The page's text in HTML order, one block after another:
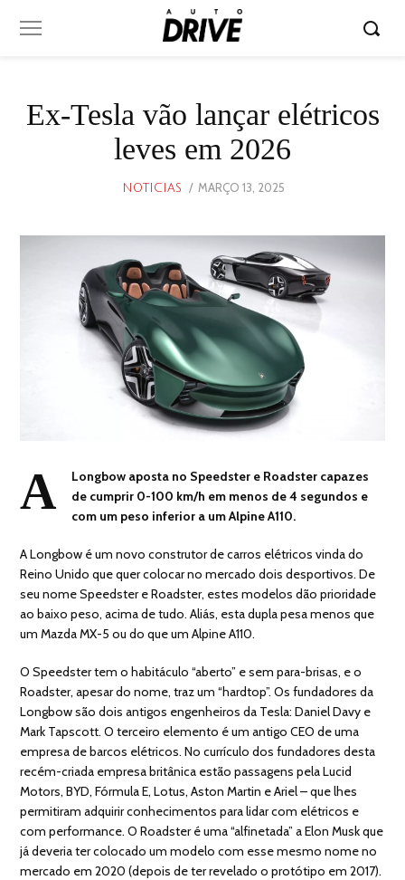
Ex-Tesla vão lançar elétricos
leves em 2026
NOTICIAS
POSTED
MARÇO 13, 2025
A
Longbow aposta no Speedster e Roadster capazes
de cumprir 0-100 km/h em menos de 4 segundos e
com um peso inferior a um Alpine A110.
A Longbow é um novo construtor de carros elétricos vinda do
Reino Unido que quer colocar no mercado dois desportivos. De
seu nome Speedster e Roadster, estes modelos dão prioridade
ao baixo peso, acima de tudo. Aliás, esta dupla pesa menos que
um Mazda MX-5 ou do que um Alpine A110.
O Speedster tem o habitáculo “aberto” e sem para-brisas, e o
Roadster, apesar do nome, traz um “hardtop”. Os fundadores da
Longbow são dois antigos engenheiros da Tesla: Daniel Davy e
Mark Tapscott. O terceiro elemento é um antigo CEO de uma
empresa de barcos elétricos. No currículo dos fundadores desta
recém-criada empresa britânica estão passagens pela Lucid
Motors, BYD, Fórmula E, Lotus, Aston Martin e Ariel – que lhes
permitiram adquirir conhecimentos para lidar com elétricos e
com performance. O Roadster é uma “alfinetada” a Elon Musk que
já deveria ter colocado um modelo com esse mesmo nome no
mercado em 2020 (depois de ter revelado o protótipo em 2017).